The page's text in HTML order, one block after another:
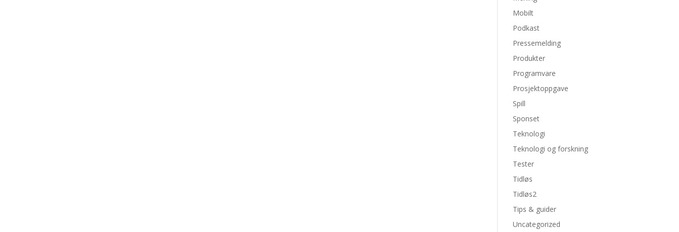
Mobilt
Podkast
Pressemelding
Produkter
Programvare
Prosjektoppgave
Spill
Sponset
Teknologi
Teknologi og forskning
Tester
Tidløs
Tidløs2
Tips & guider
Uncategorized